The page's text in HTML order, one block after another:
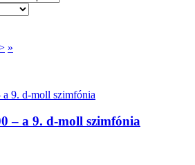
»
– a 9. d-moll szimfónia